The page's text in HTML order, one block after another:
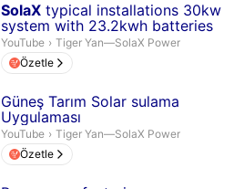
SolaX typical installations 30kw
system with 23.2kwh batteries
Süre 31 saniye
YouTube › Tiger Yan—SolaX Power.
Tiger Yan—SolaX Power
Özetle
Güneş Tarım Solar sulama
Uygulaması
Süre 17 dakika 19 saniye
YouTube › Tiger Yan—SolaX Power.
Tiger Yan—SolaX Power
Özetle